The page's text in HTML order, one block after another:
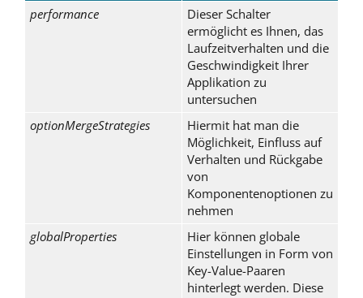
performance
Dieser Schalter
ermöglicht es Ihnen, das
Laufzeitverhalten und die
Geschwindigkeit Ihrer
Applikation zu
untersuchen
optionMergeStrategies
Hiermit hat man die
Möglichkeit, Einfluss auf
Verhalten und Rückgabe
von
Komponentenoptionen zu
nehmen
globalProperties
Hier können globale
Einstellungen in Form von
Key-Value-Paaren
hinterlegt werden. Diese